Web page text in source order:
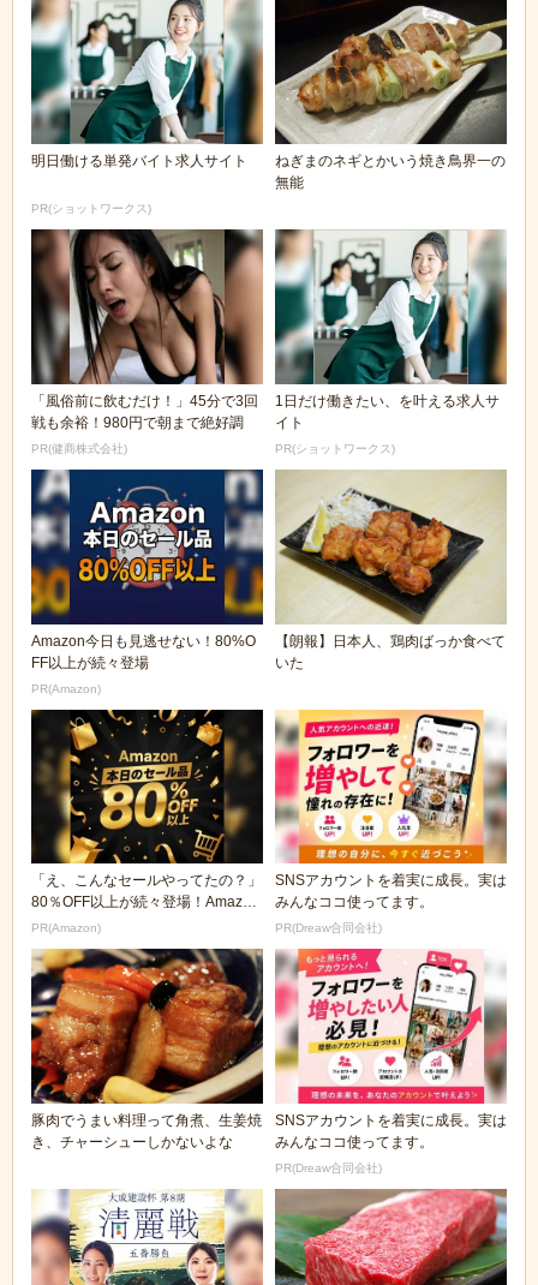
明日働ける単発バイト求人サイト
PR(ショットワークス)
ねぎまのネギとかいう焼き鳥界一の
無能
「風俗前に飲むだけ！」45分で3回
戦も余裕！980円で朝まで絶好調
PR(健商株式会社)
1日だけ働きたい、を叶える求人サ
イト
PR(ショットワークス)
Amazon今日も見逃せない！80%O
FF以上が続々登場
PR(Amazon)
【朗報】日本人、鶏肉ばっか食べて
いた
「え、こんなセールやってたの？」
80％OFF以上が続々登場！Amazon
の本気が...
PR(Amazon)
SNSアカウントを着実に成長。実は
みんなココ使ってます。
PR(Dreaw合同会社)
豚肉でうまい料理って角煮、生姜焼
き、チャーシューしかないよな
SNSアカウントを着実に成長。実は
みんなココ使ってます。
PR(Dreaw合同会社)